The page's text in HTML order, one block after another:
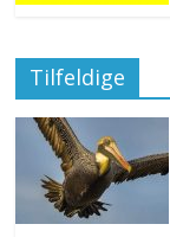
Tilfeldige